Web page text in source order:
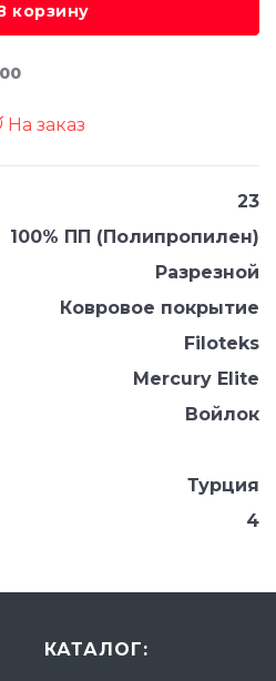
корзину
На заказ
23
100% ПП (Полипропилен)
Разрезной
Ковровое покрытие
Filoteks
Mercury Elite
Войлок
Турция
4
КАТАЛОГ: